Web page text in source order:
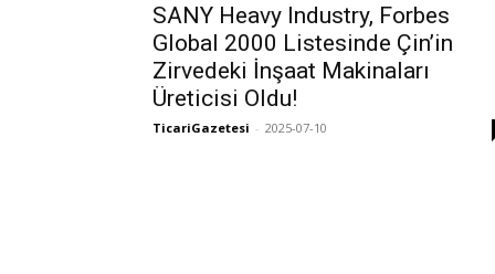
SANY Heavy Industry, Forbes
Global 2000 Listesinde Çin’in
Zirvedeki İnşaat Makinaları
Üreticisi Oldu!
TicariGazetesi - 2025-07-10